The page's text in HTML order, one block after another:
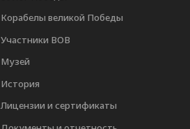
Корабелы великой Победы
Участники ВОВ
Музей
История
Лицензии и сертификаты